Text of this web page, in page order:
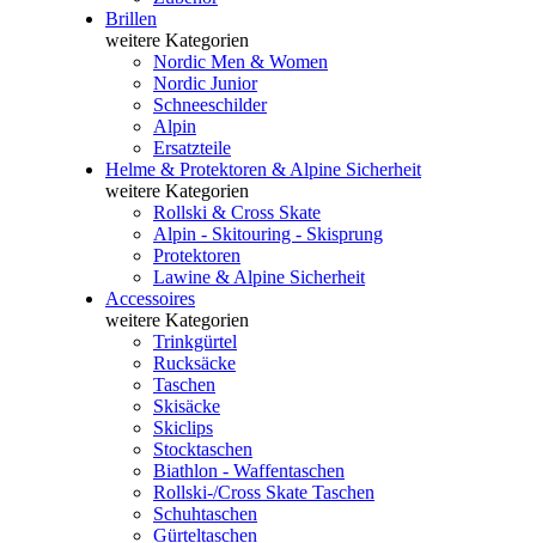
Brillen
weitere Kategorien
Nordic Men & Women
Nordic Junior
Schneeschilder
Alpin
Ersatzteile
Helme & Protektoren & Alpine Sicherheit
weitere Kategorien
Rollski & Cross Skate
Alpin - Skitouring - Skisprung
Protektoren
Lawine & Alpine Sicherheit
Accessoires
weitere Kategorien
Trinkgürtel
Rucksäcke
Taschen
Skisäcke
Skiclips
Stocktaschen
Biathlon - Waffentaschen
Rollski-/Cross Skate Taschen
Schuhtaschen
Gürteltaschen